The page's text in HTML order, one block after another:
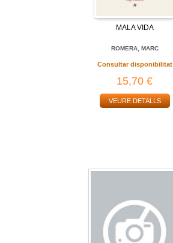
MALA VIDA
ROMERA, MARC
Consultar disponibilitat
15,70 €
VEURE DETALLS